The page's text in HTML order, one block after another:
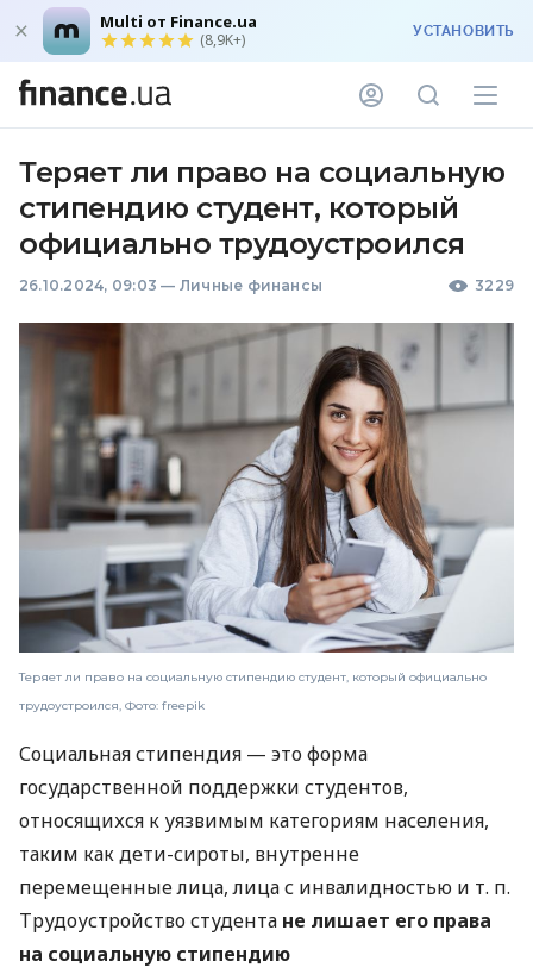
Multi от Finance.ua
(8,9K+) УСТАНОВИТЬ
Теряет ли право на социальную
стипендию студент, который
официально трудоустроился
26.10.2024, 09:03 — Личные финансы 3229
Теряет ли право на социальную стипендию студент, который официально
трудоустроился, Фото: freepik
Социальная стипендия — это форма
государственной поддержки студентов,
относящихся к уязвимым категориям населения,
таким как дети-сироты, внутренне
перемещенные лица, лица с инвалидностью и т. п.
Трудоустройство студента не лишает его права
на социальную стипендию